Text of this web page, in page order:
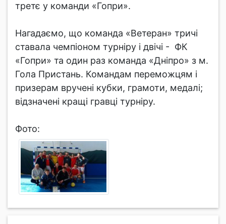
третє у команди «Гопри».
Нагадаємо, що команда «Ветеран» тричі
ставала чемпіоном турніру і двічі - ФК
«Гопри» та один раз команда «Дніпро» з м.
Гола Пристань. Командам переможцям і
призерам вручені кубки, грамоти, медалі;
відзначені кращі гравці турніру.
Фото: